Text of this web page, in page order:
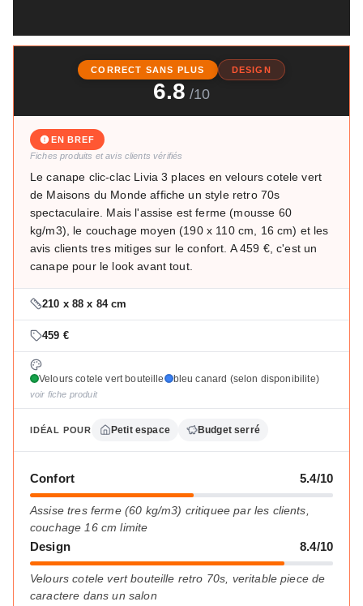
CORRECT SANS PLUS DESIGN
6.8 /10
EN BREF
Fiches produits et avis clients vérifiés
Le canape clic-clac Livia 3 places en velours cotele vert
de Maisons du Monde affiche un style retro 70s
spectaculaire. Mais l'assise est ferme (mousse 60
kg/m3), le couchage moyen (190 x 110 cm, 16 cm) et les
avis clients tres mitiges sur le confort. A 459 €, c'est un
canape pour le look avant tout.
210 x 88 x 84 cm
459 €
Velours cotele vert bouteille bleu canard (selon disponibilite)
voir fiche produit
IDÉAL POUR Petit espace Budget serré
Confort 5.4/10
Assise tres ferme (60 kg/m3) critiquee par les clients,
couchage 16 cm limite
Design 8.4/10
Velours cotele vert bouteille retro 70s, veritable piece de
caractere dans un salon